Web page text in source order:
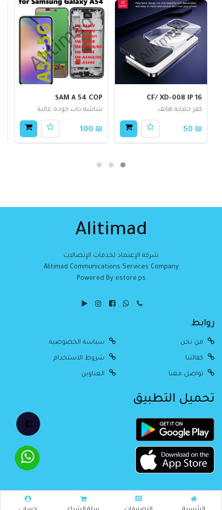
🌓
CF/ XD-008 IP 16
كفر حماية هاتف
₪ 50
SAM A 54 COP
شاشة ذات جودة عالية
₪ 100
Alitimad
شركة الإعتماد لخدمات الإتصالات
Alitimad Communications Services Company
Powered By estore.ps
روابط
من نحن سياسة الخصوصية
كفالتنا شروط الاستخدام
تواصل معنا العناوين
تحميل التطبيق
جميع الحقوق محفوظة Alitimad @ Created By Estore